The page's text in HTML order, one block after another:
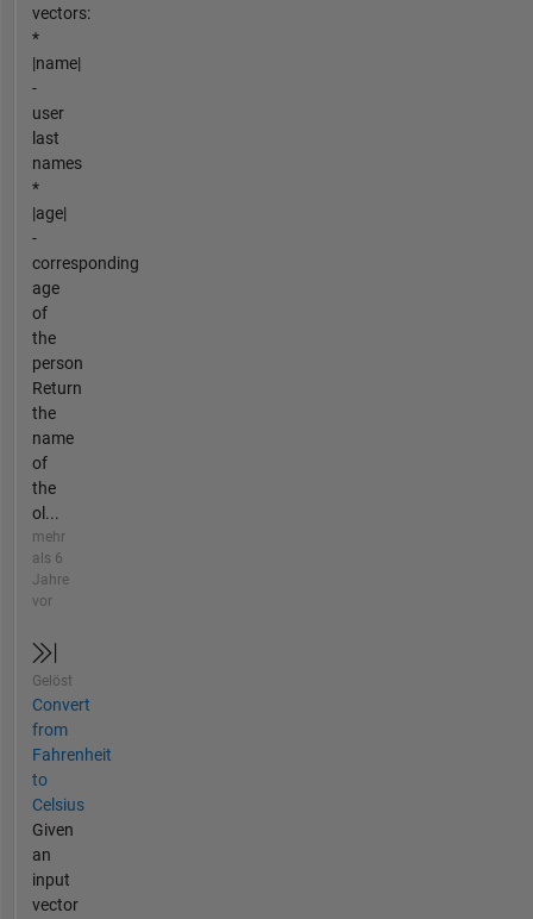
vectors:
*
|name|
-
user
last
names
*
|age|
-
corresponding
age
of
the
person
Return
the
name
of
the
ol...
mehr
als 6
Jahre
vor
Gelöst
Convert
from
Fahrenheit
to
Celsius
Given
an
input
vector